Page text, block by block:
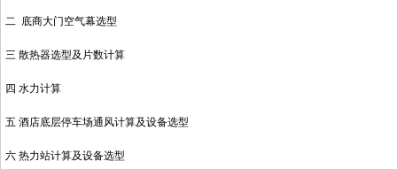
二 底商大门空气幕选型
三 散热器选型及片数计算
四 水力计算http://www.16sheji8.cn/
五 酒店底层停车场通风计算及设备选型
六 热力站计算及设备选型